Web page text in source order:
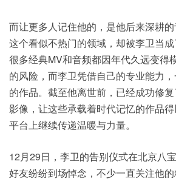
而让更多人记住他的，是他后来深耕的
这个看似不热门的领域，却被李卫当
很多经典MV和音频都因年代久远变得
的风险，而李卫凭借自己的专业能力
的作品。截至他离世前，已经成功修
影像，让这些承载着时代记忆的作品
平台上继续传递温暖与力量。
12月29日，李卫的告别仪式在北京八
好友纷纷到场悼念，不少一直关注他